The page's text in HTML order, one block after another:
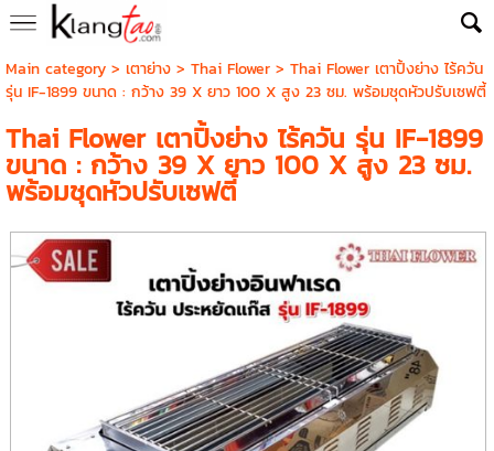
Main category> เตาย่าง> Thai Flower> Thai Flower เตาปิ้งย่าง ไร้ควัน
รุ่น IF-1899 ขนาด : กว้าง 39 X ยาว 100 X สูง 23 ซม. พร้อมชุดหัวปรับเซฟตี้
Thai Flower เตาปิ้งย่าง ไร้ควัน รุ่น IF-1899
ขนาด : กว้าง 39 X ยาว 100 X สูง 23 ซม.
พร้อมชุดหัวปรับเซฟตี้